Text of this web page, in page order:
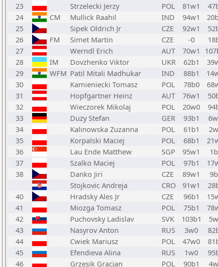
23
Strzelecki Jerzy POL 81w1
24
CM Mullick Raahil IND 94w1
25
Sipek Oldrich Jr CZE 92w1
26
FM Simet Martin CZE -0
27
Werndl Erich AUT 70w1
28
IM Dovzhenko Viktor UKR 62b1
29
WFM Patil Mitali Madhukar IND 88b1
30
Kamieniecki Tomasz POL 78b0
31
Hopfgartner Heinz AUT 76w1
32
Wieczorek Mikolaj POL 20w0
33
Duzy Stefan GER 93b1
34
Kalinowska Zuzanna POL 61b1
35
Korpalski Maciej POL 68b1
36
Lau Ende Matthew SGP 95w1
37
Szalko Maciej POL 97b1
38
Danko Jiri CZE 89w1
Stojkovic Andreja
CRO 91w1
40
Hradsky Ales Jr CZE 96b1
41
Miozga Tomasz POL 75b1
42
Puchovsky Ladislav SVK 103b1
43
Nasyrov Anton RUS 3w0
44
Cwiek Mariusz POL 47w0
45
Efendieva Alina RUS 1w0
46
Grzesik Gracjan POL 90b1